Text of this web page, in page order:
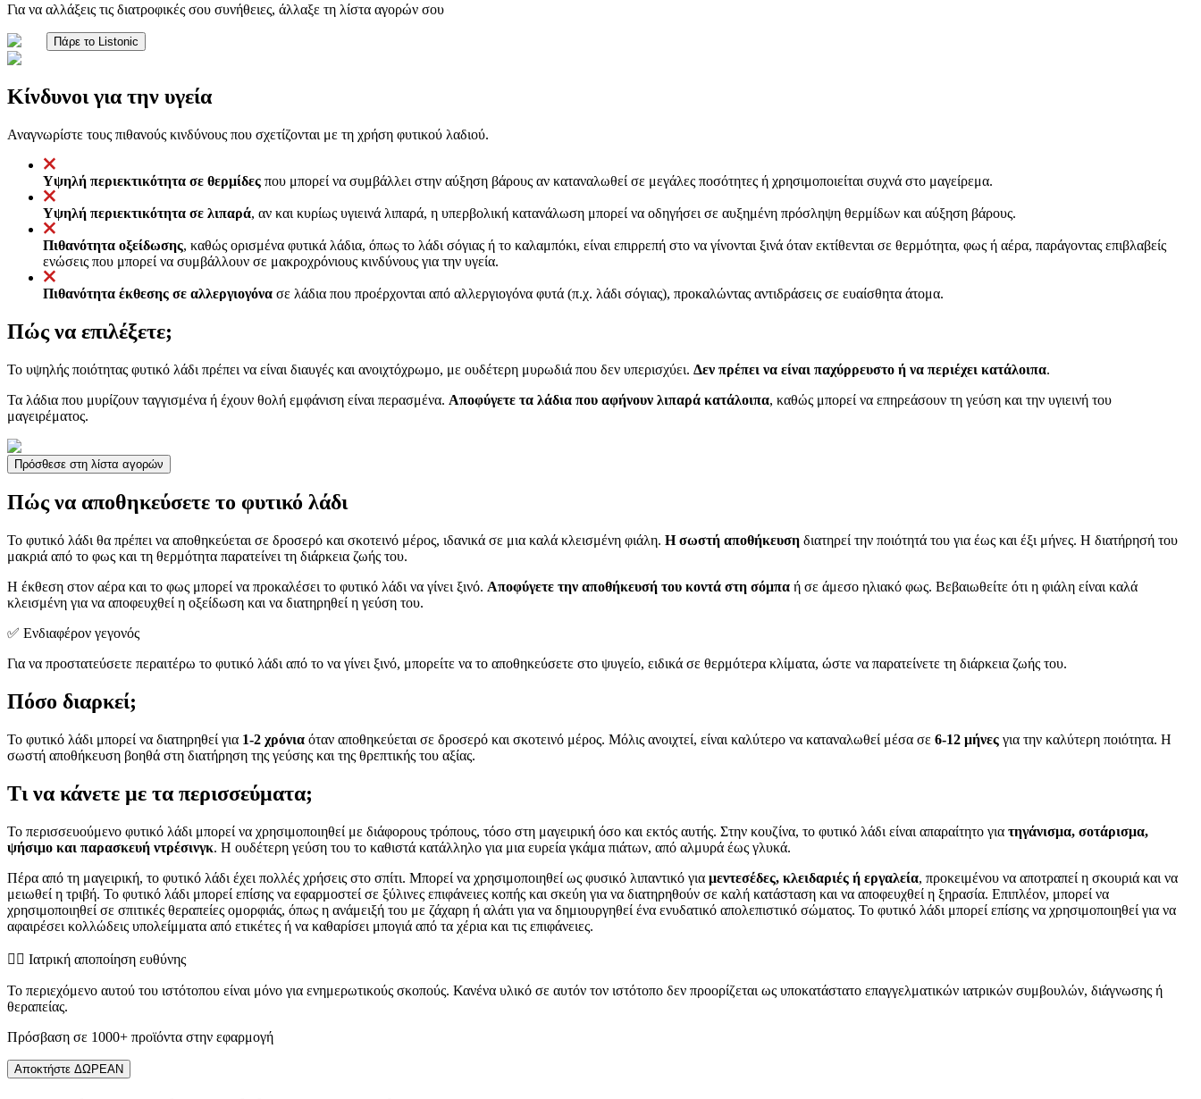
Για να αλλάξεις τις διατροφικές σου συνήθειες, άλλαξε τη λίστα αγορών σου
Πάρε το Listonic
Κίνδυνοι για την υγεία
Αναγνωρίστε τους πιθανούς κινδύνους που σχετίζονται με τη χρήση φυτικού λαδιού.
Υψηλή περιεκτικότητα σε θερμίδες που μπορεί να συμβάλλει στην αύξηση βάρους αν καταναλωθεί σε μεγάλες ποσότητες ή χρησιμοποιείται συχνά στο μαγείρεμα.
Υψηλή περιεκτικότητα σε λιπαρά, αν και κυρίως υγιεινά λιπαρά, η υπερβολική κατανάλωση μπορεί να οδηγήσει σε αυξημένη πρόσληψη θερμίδων και αύξηση βάρους.
Πιθανότητα οξείδωσης, καθώς ορισμένα φυτικά λάδια, όπως το λάδι σόγιας ή το καλαμπόκι, είναι επιρρεπή στο να γίνονται ξινά όταν εκτίθενται σε θερμότητα, φως ή αέρα, παράγοντας επιβλαβείς
ενώσεις που μπορεί να συμβάλλουν σε μακροχρόνιους κινδύνους για την υγεία.
Πιθανότητα έκθεσης σε αλλεργιογόνα σε λάδια που προέρχονται από αλλεργιογόνα φυτά (π.χ. λάδι σόγιας), προκαλώντας αντιδράσεις σε ευαίσθητα άτομα.
Πώς να επιλέξετε;
Το υψηλής ποιότητας φυτικό λάδι πρέπει να είναι διαυγές και ανοιχτόχρωμο, με ουδέτερη μυρωδιά που δεν υπερισχύει. Δεν πρέπει να είναι παχύρρευστο ή να περιέχει κατάλοιπα.
Τα λάδια που μυρίζουν ταγγισμένα ή έχουν θολή εμφάνιση είναι περασμένα. Αποφύγετε τα λάδια που αφήνουν λιπαρά κατάλοιπα, καθώς μπορεί να επηρεάσουν τη γεύση και την υγιεινή του
μαγειρέματος.
Πρόσθεσε στη λίστα αγορών
Πώς να αποθηκεύσετε το φυτικό λάδι
Το φυτικό λάδι θα πρέπει να αποθηκεύεται σε δροσερό και σκοτεινό μέρος, ιδανικά σε μια καλά κλεισμένη φιάλη. Η σωστή αποθήκευση διατηρεί την ποιότητά του για έως και έξι μήνες. Η διατήρησή του
μακριά από το φως και τη θερμότητα παρατείνει τη διάρκεια ζωής του.
Η έκθεση στον αέρα και το φως μπορεί να προκαλέσει το φυτικό λάδι να γίνει ξινό. Αποφύγετε την αποθήκευσή του κοντά στη σόμπα ή σε άμεσο ηλιακό φως. Βεβαιωθείτε ότι η φιάλη είναι καλά
κλεισμένη για να αποφευχθεί η οξείδωση και να διατηρηθεί η γεύση του.
✅ Ενδιαφέρον γεγονός
Για να προστατεύσετε περαιτέρω το φυτικό λάδι από το να γίνει ξινό, μπορείτε να το αποθηκεύσετε στο ψυγείο, ειδικά σε θερμότερα κλίματα, ώστε να παρατείνετε τη διάρκεια ζωής του.
Πόσο διαρκεί;
Το φυτικό λάδι μπορεί να διατηρηθεί για 1-2 χρόνια όταν αποθηκεύεται σε δροσερό και σκοτεινό μέρος. Μόλις ανοιχτεί, είναι καλύτερο να καταναλωθεί μέσα σε 6-12 μήνες για την καλύτερη ποιότητα. Η
σωστή αποθήκευση βοηθά στη διατήρηση της γεύσης και της θρεπτικής του αξίας.
Τι να κάνετε με τα περισσεύματα;
Το περισσευούμενο φυτικό λάδι μπορεί να χρησιμοποιηθεί με διάφορους τρόπους, τόσο στη μαγειρική όσο και εκτός αυτής. Στην κουζίνα, το φυτικό λάδι είναι απαραίτητο για τηγάνισμα, σοτάρισμα,
ψήσιμο και παρασκευή ντρέσινγκ. Η ουδέτερη γεύση του το καθιστά κατάλληλο για μια ευρεία γκάμα πιάτων, από αλμυρά έως γλυκά.
Πέρα από τη μαγειρική, το φυτικό λάδι έχει πολλές χρήσεις στο σπίτι. Μπορεί να χρησιμοποιηθεί ως φυσικό λιπαντικό για μεντεσέδες, κλειδαριές ή εργαλεία, προκειμένου να αποτραπεί η σκουριά και να
μειωθεί η τριβή. Το φυτικό λάδι μπορεί επίσης να εφαρμοστεί σε ξύλινες επιφάνειες κοπής και σκεύη για να διατηρηθούν σε καλή κατάσταση και να αποφευχθεί η ξηρασία. Επιπλέον, μπορεί να
χρησιμοποιηθεί σε σπιτικές θεραπείες ομορφιάς, όπως η ανάμειξή του με ζάχαρη ή αλάτι για να δημιουργηθεί ένα ενυδατικό απολεπιστικό σώματος. Το φυτικό λάδι μπορεί επίσης να χρησιμοποιηθεί για να
αφαιρέσει κολλώδεις υπολείμματα από ετικέτες ή να καθαρίσει μπογιά από τα χέρια και τις επιφάνειες.
👨‍⚕️️ Ιατρική αποποίηση ευθύνης
Το περιεχόμενο αυτού του ιστότοπου είναι μόνο για ενημερωτικούς σκοπούς. Κανένα υλικό σε αυτόν τον ιστότοπο δεν προορίζεται ως υποκατάστατο επαγγελματικών ιατρικών συμβουλών, διάγνωσης ή
θεραπείας.
Πρόσβαση σε 1000+ προϊόντα στην εφαρμογή
Αποκτήστε ΔΩΡΕΑΝ